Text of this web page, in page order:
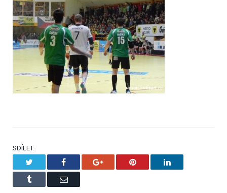
SDÍLET.
Facebook Google+ Pinterest LinkedIn
Tumblr Email